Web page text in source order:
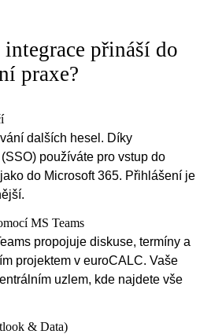
integrace přináší do
praxe?
dalších hesel. Díky
používáte pro vstup do
do Microsoft 365. Přihlášení je
MS Teams
propojuje diskuse, termíny a
projektem v euroCALC. Vaše
uzlem, kde najdete vše
& Data)